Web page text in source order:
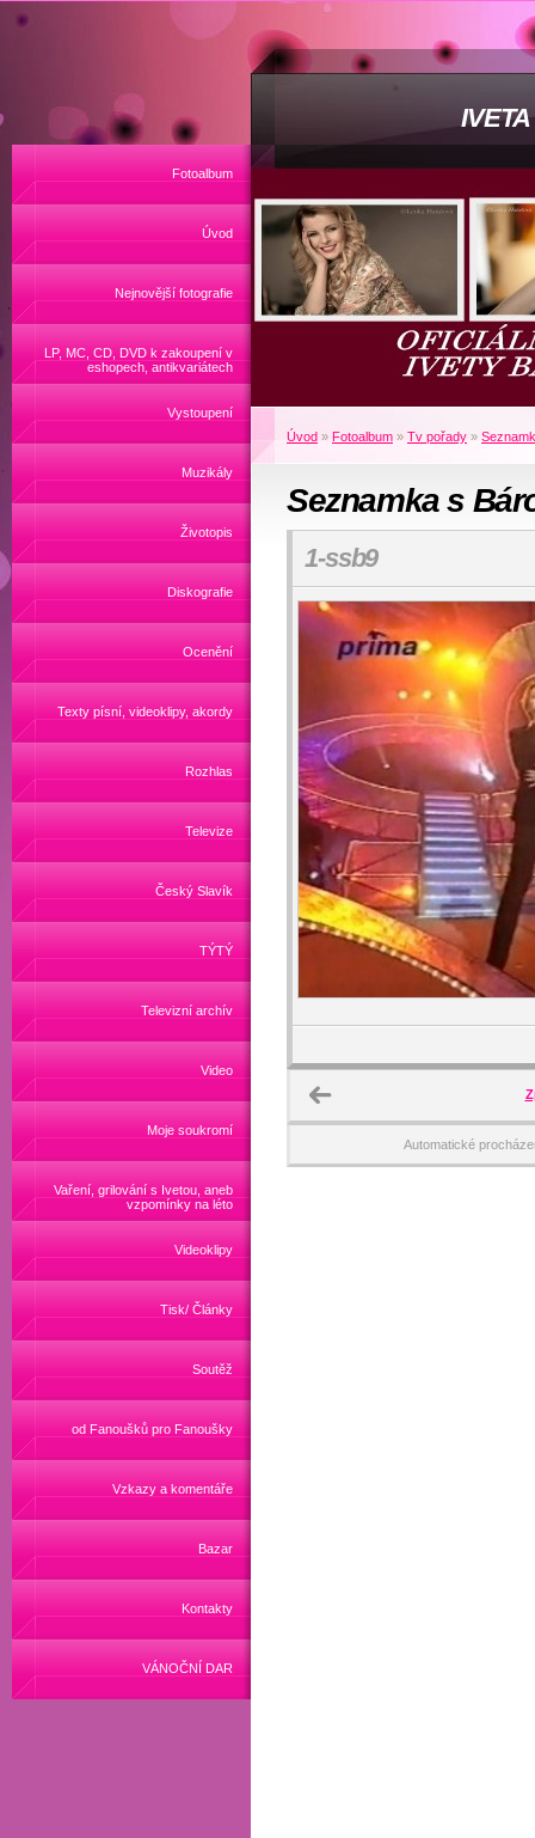
Fotoalbum
Úvod
Nejnovější fotografie
LP, MC, CD, DVD k zakoupení v
eshopech, antikvariátech
Vystoupení
Muzikály
Životopis
Diskografie
Ocenění
Texty písní, videoklipy, akordy
Rozhlas
Televize
Český Slavík
TÝTÝ
Televizní archív
Video
Moje soukromí
Vaření, grilování s Ivetou, aneb
vzpomínky na léto
Videoklipy
Tisk/ Články
Soutěž
od Fanoušků pro Fanoušky
Vzkazy a komentáře
Bazar
Kontakty
VÁNOČNÍ DAR
Úvod » Fotoalbum » Tv pořady »
Seznamka s
1-ssb9
Automatické